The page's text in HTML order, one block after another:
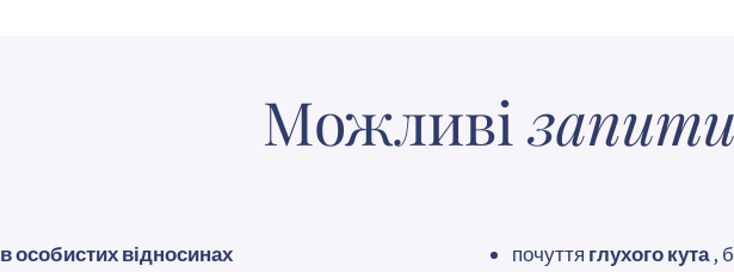
Можливі
в особистих відносинах почуття глухого кута,